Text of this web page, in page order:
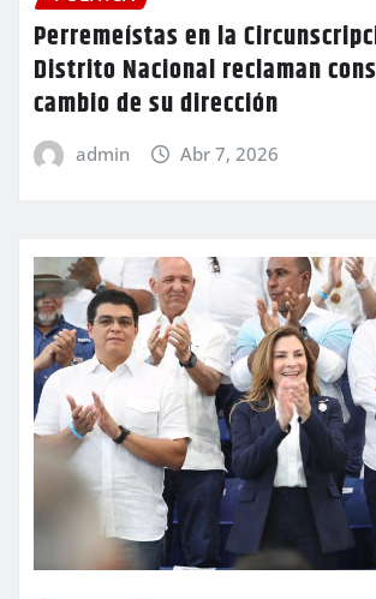
Perremeístas en la
Distrito Nacional reclaman
cambio de su dirección
admin Abr 7, 2026